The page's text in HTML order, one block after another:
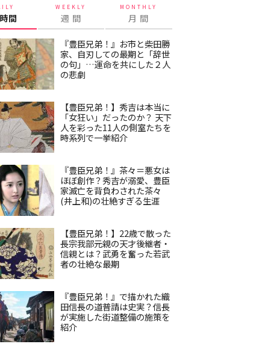
間
WEEKLY
週 間
MONTHLY
月 間
『豊臣兄弟！』お市と柴田勝
家、自刃しての最期と「辞世
の句」…運命を共にした２人
の悲劇
【豊臣兄弟！】秀吉は本当に
「女狂い」だったのか？ 天下
人を彩った11人の側室たちを
時系列で一挙紹介
『豊臣兄弟！』茶々＝悪女は
ほぼ創作？秀吉が溺愛、豊臣
家滅亡を背負わされた茶々
(井上和)の壮絶すぎる生涯
【豊臣兄弟！】22歳で散った
長宗我部元親の天才後継者・
信親とは？武勇を奮った若武
者の壮絶な最期
『豊臣兄弟！』で描かれた織
田信長の道普請は史実？信長
が実施した街道整備の施策を
紹介